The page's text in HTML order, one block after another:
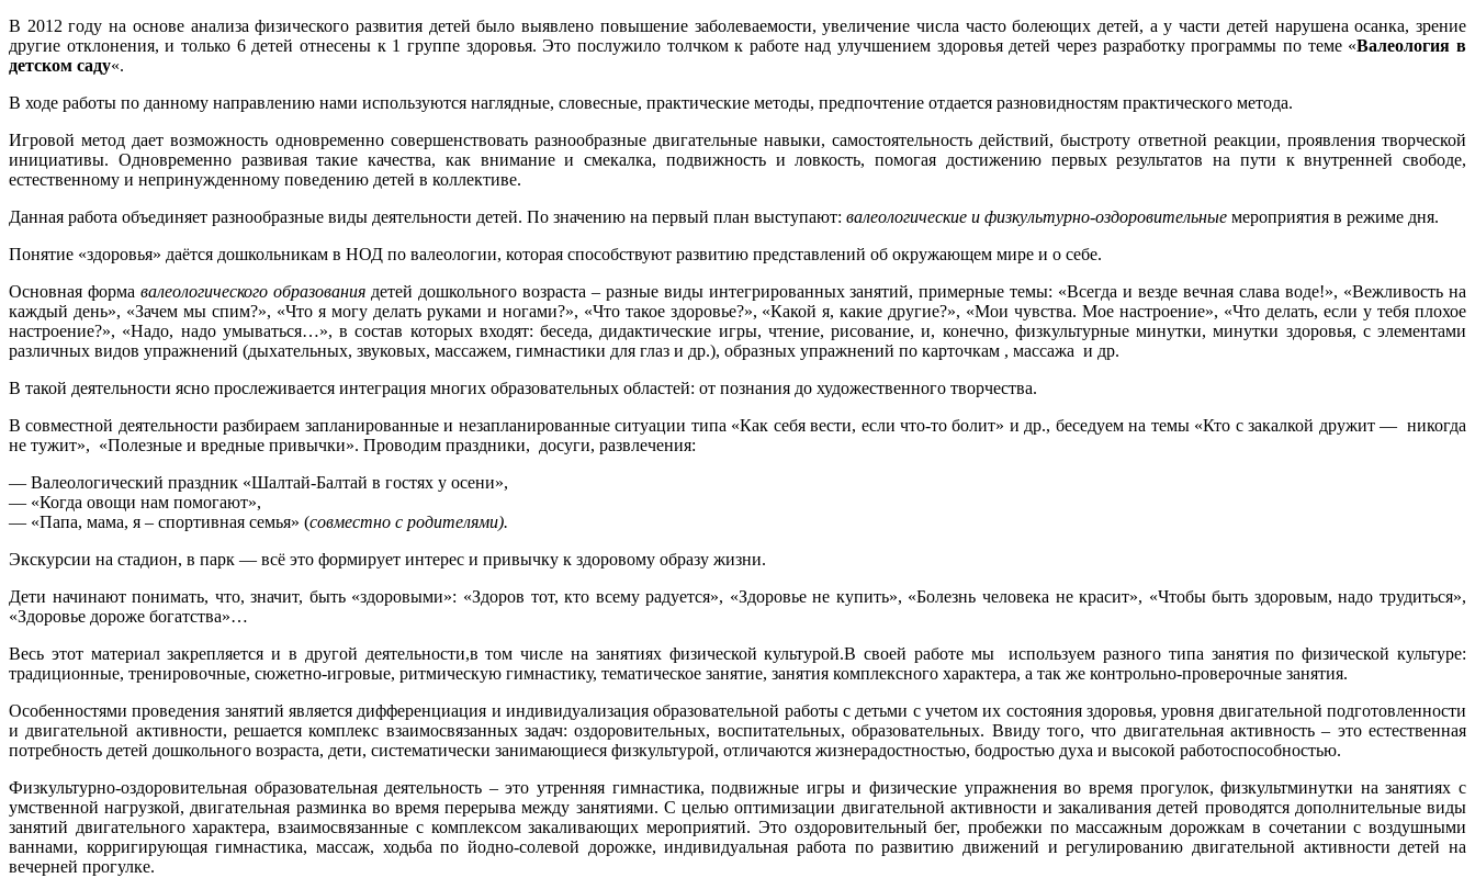
В 2012 году на основе анализа физического развития детей было выявлено повышение заболеваемости, увеличение числа часто болеющих детей, а у части детей нарушена осанка, зрение
другие отклонения, и только 6 детей отнесены к 1 группе здоровья. Это послужило толчком к работе над улучшением здоровья детей через разработку программы по теме «Валеология в
детском саду«.
В ходе работы по данному направлению нами используются наглядные, словесные, практические методы, предпочтение отдается разновидностям практического метода.
Игровой метод дает возможность одновременно совершенствовать разнообразные двигательные навыки, самостоятельность действий, быстроту ответной реакции, проявления творческой
инициативы. Одновременно развивая такие качества, как внимание и смекалка, подвижность и ловкость, помогая достижению первых результатов на пути к внутренней свободе,
естественному и непринужденному поведению детей в коллективе.
Данная работа объединяет разнообразные виды деятельности детей. По значению на первый план выступают: валеологические и физкультурно-оздоровительные мероприятия в режиме дня.
Понятие «здоровья» даётся дошкольникам в НОД по валеологии, которая способствуют развитию представлений об окружающем мире и о себе.
Основная форма валеологического образованиядетей дошкольного возраста – разные виды интегрированных занятий, примерные темы: «Всегда и везде вечная слава воде!», «Вежливость на
каждый день», «Зачем мы спим?», «Что я могу делать руками и ногами?», «Что такое здоровье?», «Какой я, какие другие?», «Мои чувства. Мое настроение», «Что делать, если у тебя плохое
настроение?», «Надо, надо умываться…», в состав которых входят: беседа, дидактические игры, чтение, рисование, и, конечно, физкультурные минутки, минутки здоровья, с элементами
различных видов упражнений (дыхательных, звуковых, массажем, гимнастики для глаз и др.), образных упражнений по карточкам , массажа и др.
В такой деятельности ясно прослеживается интеграция многих образовательных областей: от познания до художественного творчества.
В совместной деятельности разбираем запланированные и незапланированные ситуации типа «Как себя вести, если что-то болит» и др., беседуем на темы «Кто с закалкой дружит — никогда
не тужит», «Полезные и вредные привычки». Проводим праздники, досуги, развлечения:
— Валеологический праздник «Шалтай-Балтай в гостях у осени»,
— «Когда овощи нам помогают»,
— «Папа, мама, я – спортивная семья» (совместно с родителями).
Экскурсии на стадион, в парк — всё это формирует интерес и привычку к здоровому образу жизни.
Дети начинают понимать, что, значит, быть «здоровыми»: «Здоров тот, кто всему радуется», «Здоровье не купить», «Болезнь человека не красит», «Чтобы быть здоровым, надо трудиться»,
«Здоровье дороже богатства»…
Весь этот материал закрепляется и в другой деятельности,в том числе на занятиях физической культурой.В своей работе мы используем разного типа занятия по физической культуре:
традиционные, тренировочные, сюжетно-игровые, ритмическую гимнастику, тематическое занятие, занятия комплексного характера, а так же контрольно-проверочные занятия.
Особенностями проведения занятий является дифференциация и индивидуализация образовательной работы с детьми с учетом их состояния здоровья, уровня двигательной подготовленности
и двигательной активности, решается комплекс взаимосвязанных задач: оздоровительных, воспитательных, образовательных. Ввиду того, что двигательная активность – это естественная
потребность детей дошкольного возраста, дети, систематически занимающиеся физкультурой, отличаются жизнерадостностью, бодростью духа и высокой работоспособностью.
Физкультурно-оздоровительная образовательная деятельность – это утренняя гимнастика, подвижные игры и физические упражнения во время прогулок, физкультминутки на занятиях с
умственной нагрузкой, двигательная разминка во время перерыва между занятиями. С целью оптимизации двигательной активности и закаливания детей проводятся дополнительные виды
занятий двигательного характера, взаимосвязанные с комплексом закаливающих мероприятий. Это оздоровительный бег, пробежки по массажным дорожкам в сочетании с воздушными
ваннами, корригирующая гимнастика, массаж, ходьба по йодно-солевой дорожке, индивидуальная работа по развитию движений и регулированию двигательной активности детей на
вечерней прогулке.